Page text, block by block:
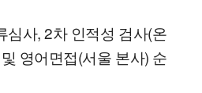
심사, 2차 인적성 검사(온
영어면접(서울 본사) 순